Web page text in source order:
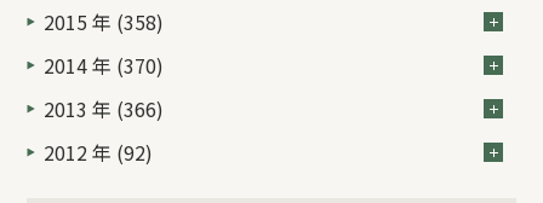
2015 年 (358)
2014 年 (370)
2013 年 (366)
2012 年 (92)